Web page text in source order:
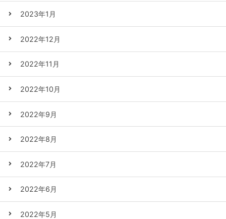
2023年1月
2022年12月
2022年11月
2022年10月
2022年9月
2022年8月
2022年7月
2022年6月
2022年5月